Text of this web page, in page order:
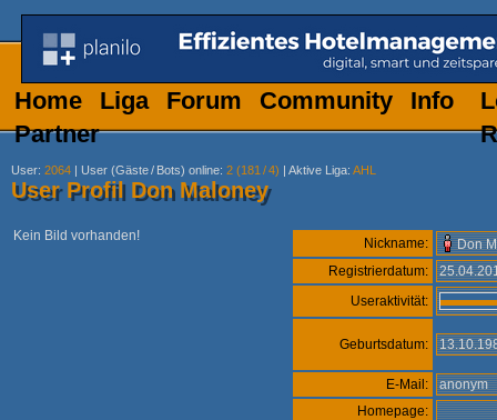
Home Liga Forum Community
Info
Partner
User: 2064 | User (Gäste/ Bots) online: 2 (181 /4) | Aktive Liga: AHL
User Profil Don Maloney
Kein Bild vorhanden! Nickname:
Don
Registrierdatum:
Useraktivität:
Geburtsdatum:
E-Mail:
anonym
Homepage: